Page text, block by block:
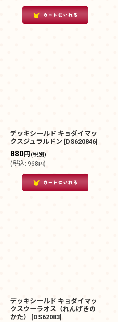
デッキシールド キョダイマッ
クスジュラルドン [DS620846]
880円 (税別)
(税込: 968円)
デッキシールド キョダイマッ
クスウーラオス（れんげきの
かた）
[DS62083]